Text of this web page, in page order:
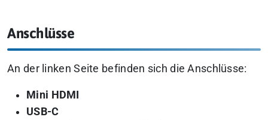
Anschlüsse
An der linken Seite befinden sich die Anschlüsse:
Mini HDMI
USB-C